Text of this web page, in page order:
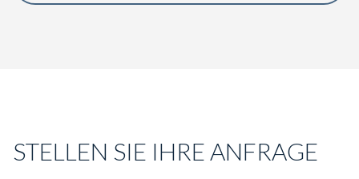
STELLEN SIE IHRE ANFRAGE